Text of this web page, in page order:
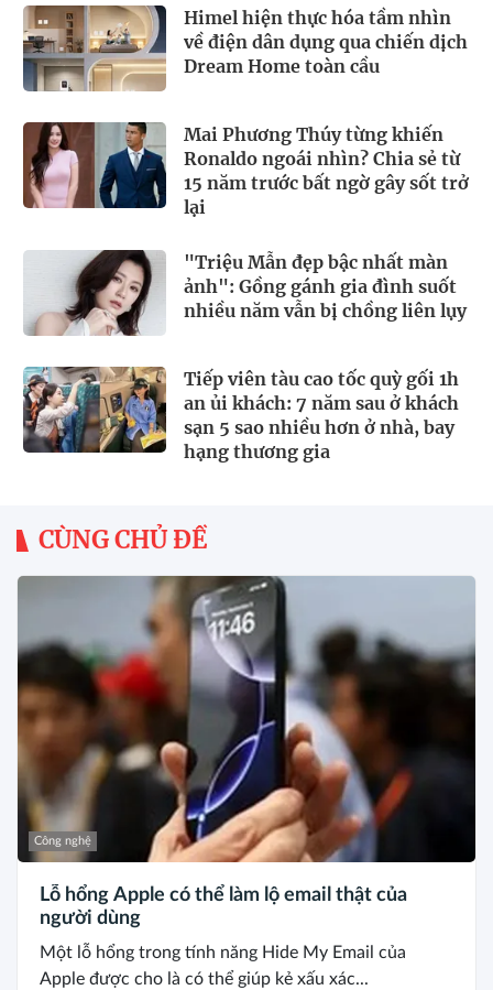
Himel hiện thực hóa tầm nhìn
về điện dân dụng qua chiến dịch
Dream Home toàn cầu
Mai Phương Thúy từng khiến
Ronaldo ngoái nhìn? Chia sẻ từ
15 năm trước bất ngờ gây sốt trở
lại
"Triệu Mẫn đẹp bậc nhất màn
ảnh": Gồng gánh gia đình suốt
nhiều năm vẫn bị chồng liên lụy
Tiếp viên tàu cao tốc quỳ gối 1h
an ủi khách: 7 năm sau ở khách
sạn 5 sao nhiều hơn ở nhà, bay
hạng thương gia
CÙNG CHỦ ĐỀ
Công nghệ
Lỗ hổng Apple có thể làm lộ email thật của
người dùng
Một lỗ hổng trong tính năng Hide My Email của
Apple được cho là có thể giúp kẻ xấu xác...